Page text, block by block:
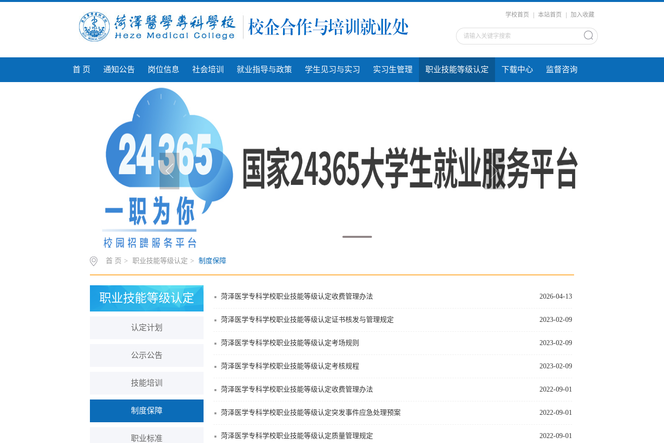
学校首页 本站首页 加入收藏
首 页 通知公告 岗位信息 社会培训 就业指导与政策 学生见习与实习 实习生管理 职业技能等级认定 下载中心 监督咨询
首 页 > 职业技能等级认定 > 制度保障
职业技能等级认定
认定计划
公示公告
技能培训
制度保障
职业标准
2026-04-13
菏泽医学专科学校职业技能等级认定收费管理办法
2023-02-09
菏泽医学专科学校职业技能等级认定证书核发与管理规定
2023-02-09
菏泽医学专科学校职业技能等级认定考场规则
2023-02-09
菏泽医学专科学校职业技能等级认定考核规程
2022-09-01
菏泽医学专科学校职业技能等级认定收费管理办法
2022-09-01
菏泽医学专科学校职业技能等级认定突发事件应急处理预案
2022-09-01
菏泽医学专科学校职业技能等级认定质量管理规定